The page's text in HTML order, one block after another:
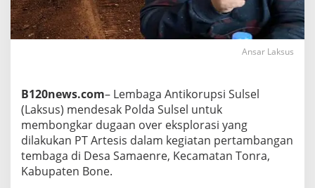
a
n
c
a
a
m
a
n
g
Ansar Laksus
B120news.com– Lembaga Antikorupsi Sulsel
(Laksus) mendesak Polda Sulsel untuk
membongkar dugaan over eksplorasi yang
dilakukan PT Artesis dalam kegiatan pertambangan
tembaga di Desa Samaenre, Kecamatan Tonra,
Kabupaten Bone.